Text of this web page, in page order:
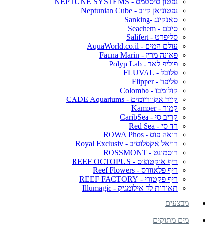
נפטוניאן קיוב - Neptunian Cube
סאנקינג -Sanking
סיכם - Seachem
סליפרט - Salifert
עולם המים - AquaWorld.co.il
פאונה מרין - Fauna Marin
פוליפ לאב - Polyp Lab
פלובל - FLUVAL
פליפר - Flipper
קולומבו - Colombo
קייד אקווריומים - CADE Aquariums
קמור - Kamoer
קריב סי - CaribSea
רד סי - Red Sea
רואה פוס - ROWA Phos
רויאל אקסלוסיב - Royal Exclusiv
רוסמונט - ROSSMONT
ריף אוקטופוס - REEF OCTOPUS
ריף פלאוורס - Reef Flowers
ריף פקטורי - REEF FACTORY
תאורות לד אילומגיק - Illumagic
מבצעים
מים מתוקים